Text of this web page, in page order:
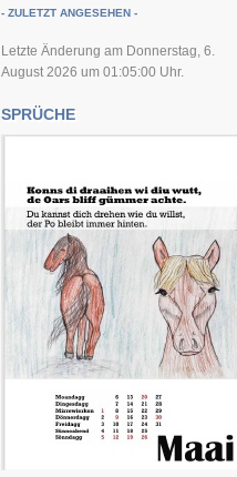
- ZULETZT ANGESEHEN -
Letzte Änderung am Donnerstag, 6.
August 2026 um 01:05:00 Uhr.
SPRÜCHE